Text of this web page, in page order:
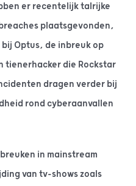
er recentelijk talrijke
plaatsgevonden,
Optus, de inbreuk op
tienerhacker die Rockstar
dragen verder bij
rond cyberaanvallen
in mainstream
van tv-shows zoals